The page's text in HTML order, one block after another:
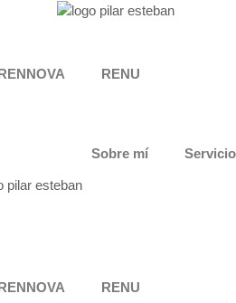
RENU
Sobre mí
RENU